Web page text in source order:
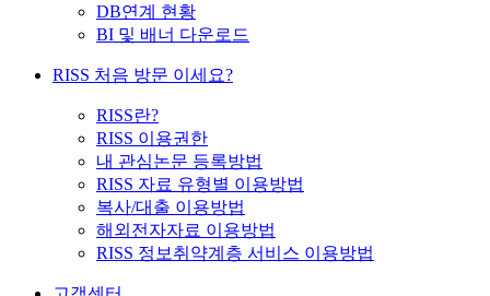
DB연계 현황
BI 및 배너 다운로드
RISS 처음 방문 이세요?
RISS란?
RISS 이용권한
내 관심논문 등록방법
RISS 자료 유형별 이용방법
복사/대출 이용방법
해외전자자료 이용방법
RISS 정보취약계층 서비스 이용방법